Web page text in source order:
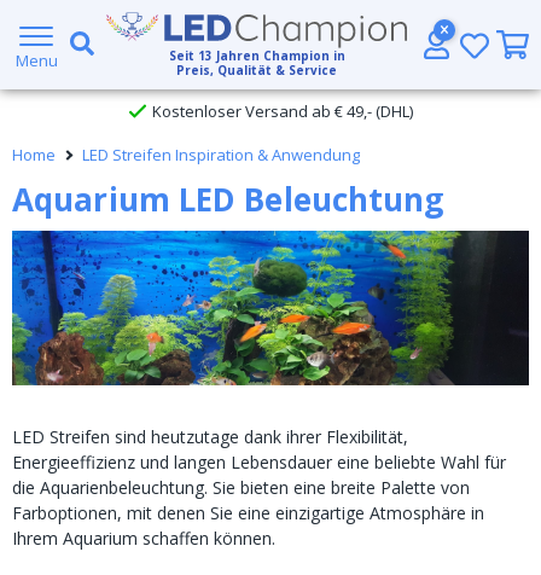
Menu Seit 13 Jahren Champion in
Preis, Qualität & Service
Großer Lagerbestand
Kostenloser Versand ab € 49,- (DHL)
Heute bestellt, amselben Tag verschickt
Home LED Streifen Inspiration & Anwendung
Aquarium LED Beleuchtung
LED Streifen sind heutzutage dank ihrer Flexibilität,
Energieeffizienz und langen Lebensdauer eine beliebte Wahl für
die Aquarienbeleuchtung. Sie bieten eine breite Palette von
Farboptionen, mit denen Sie eine einzigartige Atmosphäre in
Ihrem Aquarium schaffen können.